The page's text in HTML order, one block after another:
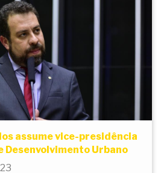
assume vice-presidência
Desenvolvimento Urbano